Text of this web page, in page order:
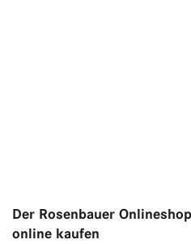
Der Rosenbauer
online kaufen